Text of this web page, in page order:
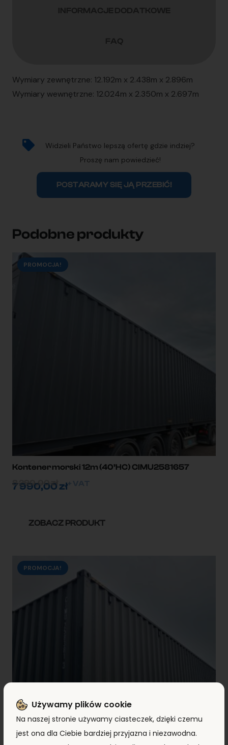
Wymiary zewnętrzne: 12.192m x 2.438m x 2.896m
Wymiary wewnętrzne: 12.024m x 2.350m x 2.697m
Widzieli Państwo lepszą ofertę gdzie indziej?
Proszę nam powiedzieć!
POSTARAMY SIĘ JĄ PRZEBIĆ!
Podobne produkty
PROMOCJA!
Kontener morski 12m (40’HC) CIMU2581657
7 990,00zł+ VAT
8 290,00zł
ZOBACZ PRODUKT
PROMOCJA!
Używamy plików cookie
Na naszej stronie używamy ciasteczek, dzięki czemu
jest ona dla Ciebie bardziej przyjazna i niezawodna.